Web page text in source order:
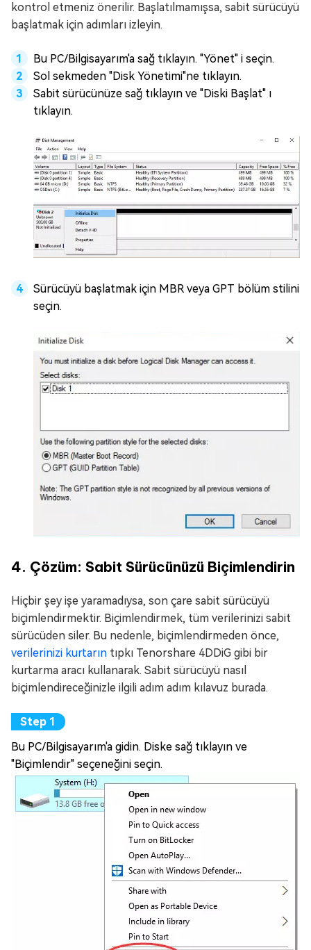
kontrol etmeniz önerilir. Başlatılmamışsa, sabit sürücüyü
başlatmak için adımları izleyin.
Bu PC/Bilgisayarım'a sağ tıklayın. "Yönet" i seçin.
Sol sekmeden "Disk Yönetimi"ne tıklayın.
Sabit sürücünüze sağ tıklayın ve "Diski Başlat" ı
tıklayın.
Sürücüyü başlatmak için MBR veya GPT bölüm stilini
seçin.
4. Çözüm: Sabit Sürücünüzü Biçimlendirin
Hiçbir şey işe yaramadıysa, son çare sabit sürücüyü
biçimlendirmektir. Biçimlendirmek, tüm verilerinizi sabit
sürücüden siler. Bu nedenle, biçimlendirmeden önce,
verilerinizi kurtarın tıpkı Tenorshare 4DDiG gibi bir
kurtarma aracı kullanarak. Sabit sürücüyü nasıl
biçimlendireceğinizle ilgili adım adım kılavuz burada.
Bu PC/Bilgisayarım'a gidin. Diske sağ tıklayın ve
"Biçimlendir" seçeneğini seçin.